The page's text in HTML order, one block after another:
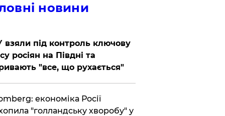
новини
взяли під контроль ключову
росіян на Півдні та
"все, що рухається"
економіка Росії
"голландську хворобу" у